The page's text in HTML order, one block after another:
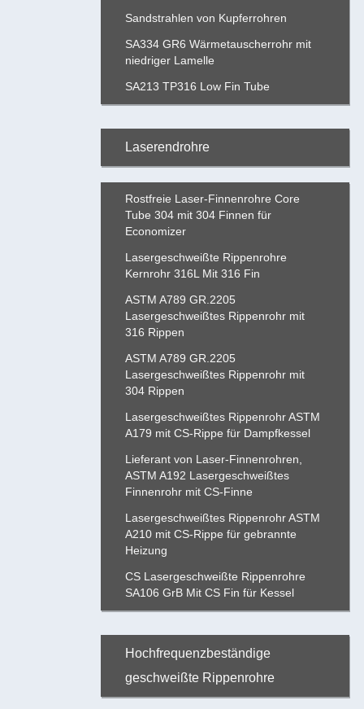
Sandstrahlen von Kupferrohren
SA334 GR6 Wärmetauscherrohr mit
niedriger Lamelle
SA213 TP316 Low Fin Tube
Laserendrohre
Rostfreie Laser-Finnenrohre Core
Tube 304 mit 304 Finnen für
Economizer
Lasergeschweißte Rippenrohre
Kernrohr 316L Mit 316 Fin
ASTM A789 GR.2205
Lasergeschweißtes Rippenrohr mit
316 Rippen
ASTM A789 GR.2205
Lasergeschweißtes Rippenrohr mit
304 Rippen
Lasergeschweißtes Rippenrohr ASTM
A179 mit CS-Rippe für Dampfkessel
Lieferant von Laser-Finnenrohren,
ASTM A192 Lasergeschweißtes
Finnenrohr mit CS-Finne
Lasergeschweißtes Rippenrohr ASTM
A210 mit CS-Rippe für gebrannte
Heizung
CS Lasergeschweißte Rippenrohre
SA106 GrB Mit CS Fin für Kessel
Hochfrequenzbeständige
geschweißte Rippenrohre